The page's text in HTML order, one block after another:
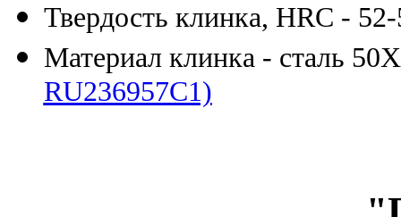
Твердость клинка, HRC -
Материал клинка - сталь
RU236957C1)